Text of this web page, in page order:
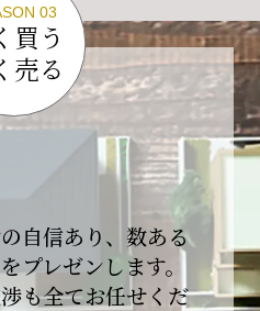
こそ、初心を忘れず、
とされる存在であり続
ます。
ご指導を賜りますよ
し上げます。
とうございます】
。
03
買う
売る
自信あり、数ある
プレゼンします。
も全てお任せくだ